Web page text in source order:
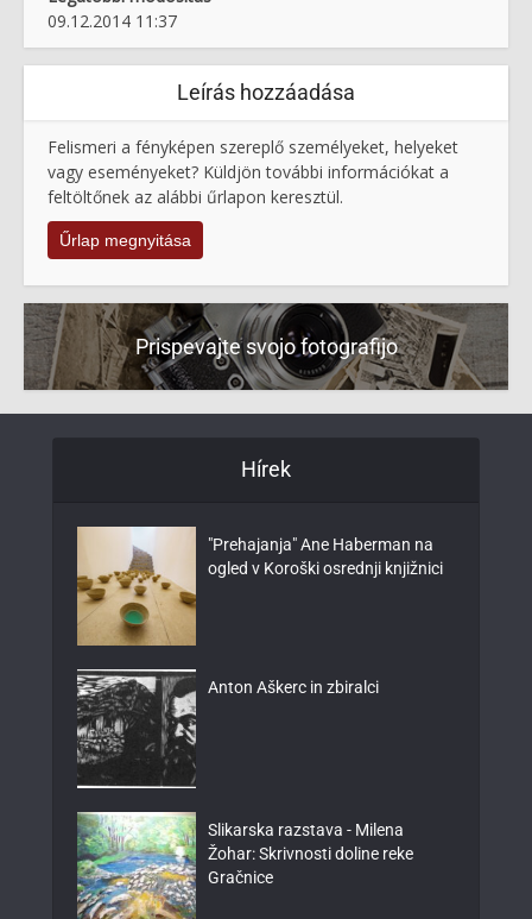
09.12.2014 11:37
Leírás hozzáadása
Felismeri a fényképen szereplő személyeket, helyeket
vagy eseményeket? Küldjön további információkat a
feltöltőnek az alábbi űrlapon keresztül.
Űrlap megnyitása
Prispevajte svojo fotografijo
Hírek
"Prehajanja" Ane Haberman na
ogled v Koroški osrednji knjižnici
Anton Aškerc in zbiralci
Slikarska razstava - Milena
Žohar: Skrivnosti doline reke
Gračnice